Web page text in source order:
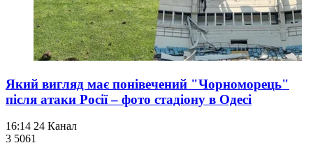
Який вигляд має понівечений "Чорноморець"
після атаки Росії – фото стадіону в Одесі
16:14 24 Канал
3 5061